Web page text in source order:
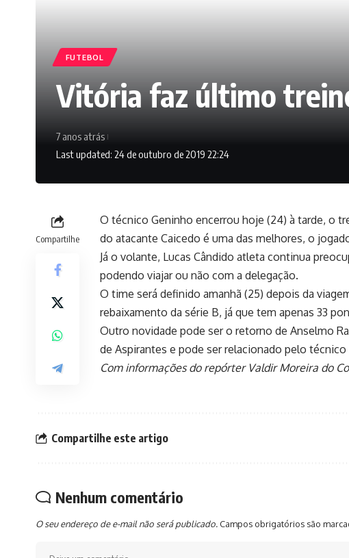
FUTEBOL
Vitória faz último
Last updated: 24 de outubro de 2019 22:24
7 anos atrás
Compartilhe
O técnico Geninho encerrou hoje (24) à tarde, o
do atacante Caicedo é uma das melhores, o
Já o volante, Lucas Cândido atleta continua
podendo viajar ou não com a delegação.
O time será definido amanhã (25) depois da
rebaixamento da série B, já que tem apenas 33
Outro novidade pode ser o retorno de Anselmo
de Aspirantes e pode ser relacionado pelo técnico
Com informações do repórter Valdir Moreira do
Compartilhe este artigo
Nenhum comentário
O seu endereço de e-mail não será publicado. Campos obrigatórios são